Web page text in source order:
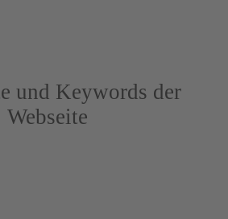
und Keywords der
Webseite